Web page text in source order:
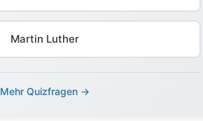
Martin Luther
Mehr Quizfragen →